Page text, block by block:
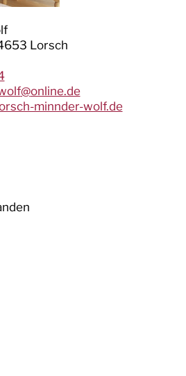
Lorsch
@online.de
minnder-wolf.de